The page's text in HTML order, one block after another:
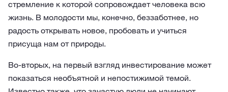
стремление к которой сопровождает человека всю
жизнь. В молодости мы, конечно, беззаботнее, но
радость открывать новое, пробовать и учиться
присуща нам от природы.
Во-вторых, на первый взгляд инвестирование может
показаться необъятной и непостижимой темой.